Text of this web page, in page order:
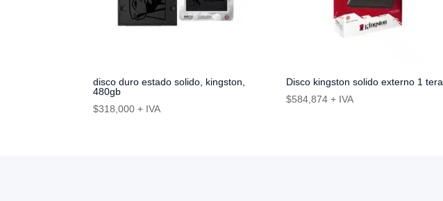
disco duro estado solido, kingston,
480gb
$318,000 + IVA
Disco kingston solido externo 1 tera
$584,874 + IVA